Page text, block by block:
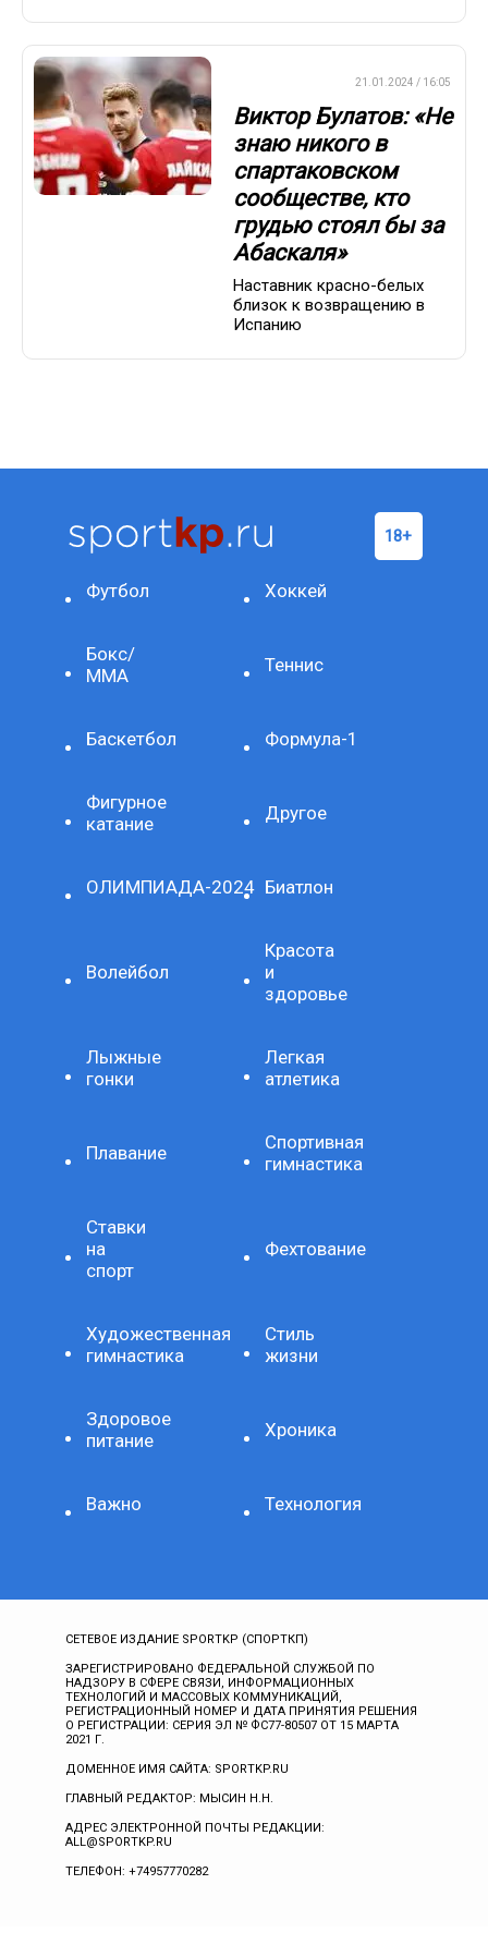
21.01.2024 / 16:05
Виктор Булатов: «Не
знаю никого в
спартаковском
сообществе, кто
грудью стоял бы за
Абаскаля»
Наставник красно-белых
близок к возвращению в
Испанию
Футбол Хоккей
Бокс/
ММА
Теннис
Баскетбол Формула-1
Фигурное
катание
Другое
ОЛИМПИАДА-2024 Биатлон
Волейбол
Красота
и
здоровье
Лыжные
гонки
Легкая
атлетика
Плавание
Спортивная
гимнастика
Ставки
на
спорт
Фехтование
Художественная
гимнастика
Стиль
жизни
Здоровое
питание
Хроника
Важно Технология
СЕТЕВОЕ ИЗДАНИЕ SPORTKP (СПОРТКП)
ЗАРЕГИСТРИРОВАНО ФЕДЕРАЛЬНОЙ СЛУЖБОЙ ПО
НАДЗОРУ В СФЕРЕ СВЯЗИ, ИНФОРМАЦИОННЫХ
ТЕХНОЛОГИЙ И МАССОВЫХ КОММУНИКАЦИЙ,
РЕГИСТРАЦИОННЫЙ НОМЕР И ДАТА ПРИНЯТИЯ РЕШЕНИЯ
О РЕГИСТРАЦИИ: СЕРИЯ ЭЛ № ФС77-80507 ОТ 15 МАРТА
2021 Г.
ДОМЕННОЕ ИМЯ САЙТА: SPORTKP.RU
ГЛАВНЫЙ РЕДАКТОР: МЫСИН Н.Н.
АДРЕС ЭЛЕКТРОННОЙ ПОЧТЫ РЕДАКЦИИ:
ALL@SPORTKP.RU
ТЕЛЕФОН: +74957770282